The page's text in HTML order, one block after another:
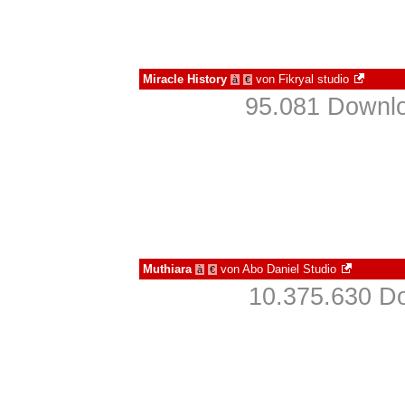
Miracle History à € von Fikryal studio
95.081
Muthiara à € von Abo Daniel Studio
10.375.630